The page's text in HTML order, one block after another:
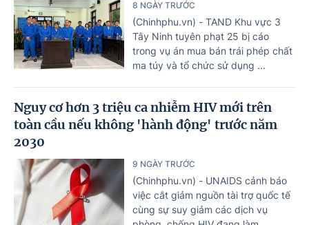
8 NGÀY TRƯỚC
(Chinhphu.vn) - TAND Khu vực 3
Tây Ninh tuyên phạt 25 bị cáo
trong vụ án mua bán trái phép chất
ma túy và tổ chức sử dụng ...
Nguy cơ hơn 3 triệu ca nhiễm HIV mới trên
toàn cầu nếu không 'hành động' trước năm
2030
9 NGÀY TRƯỚC
(Chinhphu.vn) - UNAIDS cảnh báo
việc cắt giảm nguồn tài trợ quốc tế
cùng sự suy giảm các dịch vụ